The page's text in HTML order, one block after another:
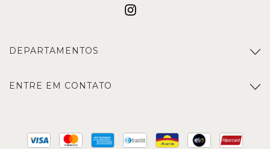
DEPARTAMENTOS
ENTRE EM CONTATO